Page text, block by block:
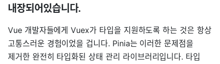
내장되어있습니다.
Vue 개발자들에게 Vuex가 타입을 지원하도록 하는 것은 항상
고통스러운 경험이었을 겁니다. Pinia는 이러한 문제점을
제거한 완전히 타입화된 상태 관리 라이브러리입니다. 타입